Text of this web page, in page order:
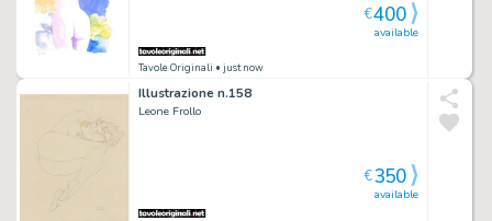
Tavole Originali • just now
available
€400
Illustrazione n.158
Leone Frollo
available
€350